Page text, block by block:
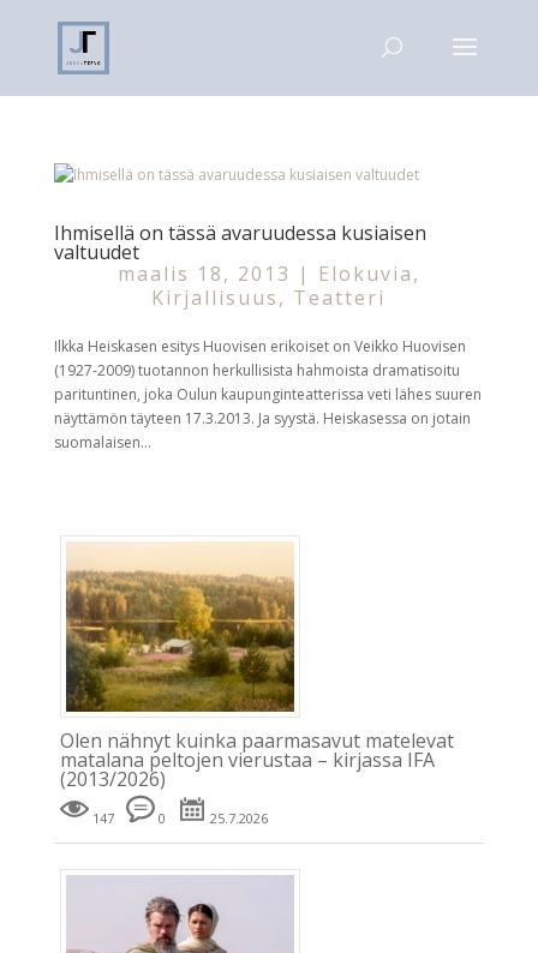
Ihmisellä on tässä avaruudessa kusiaisen
valtuudet
maalis 18, 2013 | Elokuvia,
Kirjallisuus, Teatteri
Ilkka Heiskasen esitys Huovisen erikoiset on Veikko Huovisen
(1927-2009) tuotannon herkullisista hahmoista dramatisoitu
parituntinen, joka Oulun kaupunginteatterissa veti lähes suuren
näyttämön täyteen 17.3.2013. Ja syystä. Heiskasessa on jotain
suomalaisen...
Olen nähnyt kuinka paarmasavut matelevat
matalana peltojen vierustaa – kirjassa IFA
(2013/2026)
147 0 25.7.2026